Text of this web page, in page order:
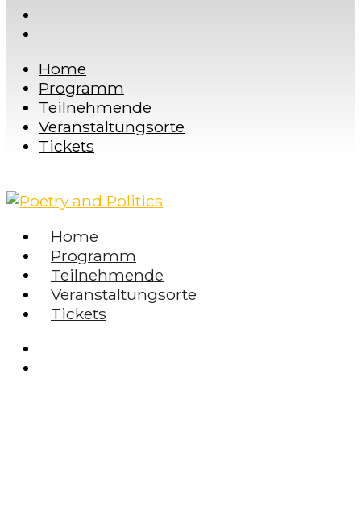
Home
Programm
Teilnehmende
Veranstaltungsorte
Tickets
Home
Programm
Teilnehmende
Veranstaltungsorte
Tickets